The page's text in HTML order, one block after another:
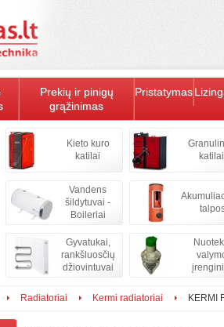
Prekių ir pinigų
grąžinimas
Pristatymas
Kieto kuro
katilai
katilai
Vandens
šildytuvai -
Boileriai
Gyvatukai,
rankšluosčių
džiovintuvai
Radiatoriai Kermi radiatoriai KERMI